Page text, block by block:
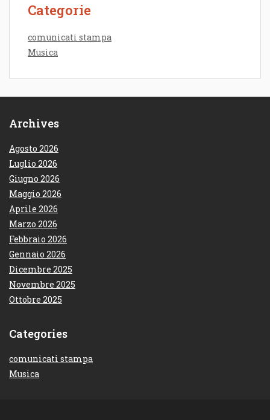
Categorie
comunicati stampa
Musica
Archives
Agosto 2026
Luglio 2026
Giugno 2026
Maggio 2026
Aprile 2026
Marzo 2026
Febbraio 2026
Gennaio 2026
Dicembre 2025
Novembre 2025
Ottobre 2025
Categories
comunicati stampa
Musica